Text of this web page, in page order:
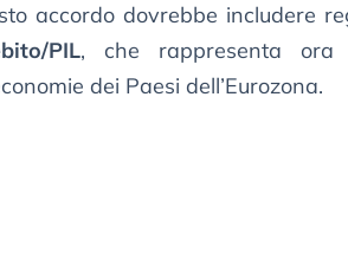
accordo dovrebbe includere
PIL, che rappresenta ora
dei Paesi dell’Eurozona.